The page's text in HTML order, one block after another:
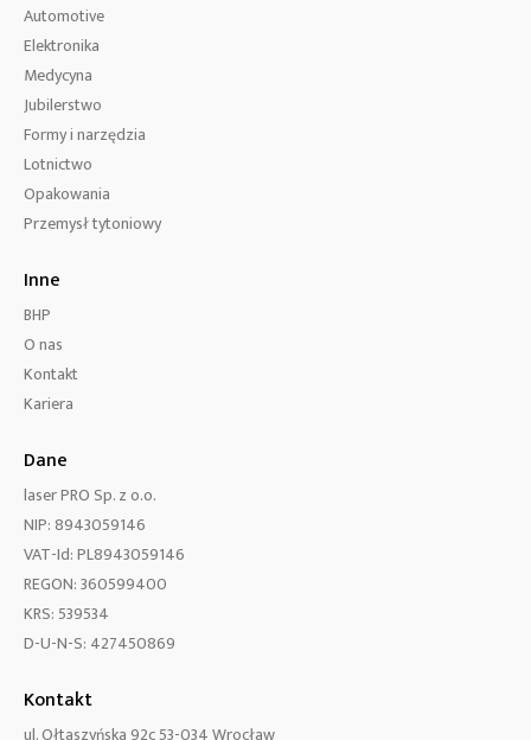
Automotive
Elektronika
Medycyna
Jubilerstwo
Formy i narzędzia
Lotnictwo
Opakowania
Przemysł tytoniowy
Inne
BHP
O nas
Kontakt
Kariera
Dane
laser PRO Sp. z o.o.
NIP: 8943059146
VAT-Id: PL8943059146
REGON: 360599400
KRS: 539534
D-U-N-S: 427450869
Kontakt
ul. Ołtaszyńska 92c 53-034 Wrocław